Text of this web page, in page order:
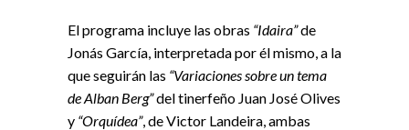
El programa incluye las obras “Idaira”de
Jonás García, interpretada por él mismo, a la
que seguirán las “Variaciones sobre un tema
de Alban Berg”del tinerfeño Juan José Olives
y “Orquídea”, de Victor Landeira, ambas